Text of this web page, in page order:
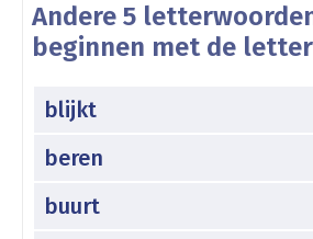
Andere 5
beginnen met de
blijkt
beren
buurt